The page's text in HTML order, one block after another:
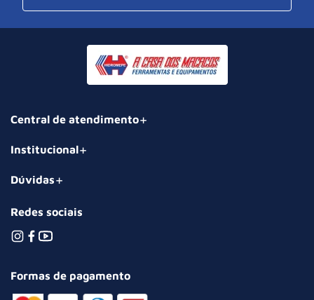
Central de atendimento
Institucional
Dúvidas
Redes sociais
Formas de pagamento